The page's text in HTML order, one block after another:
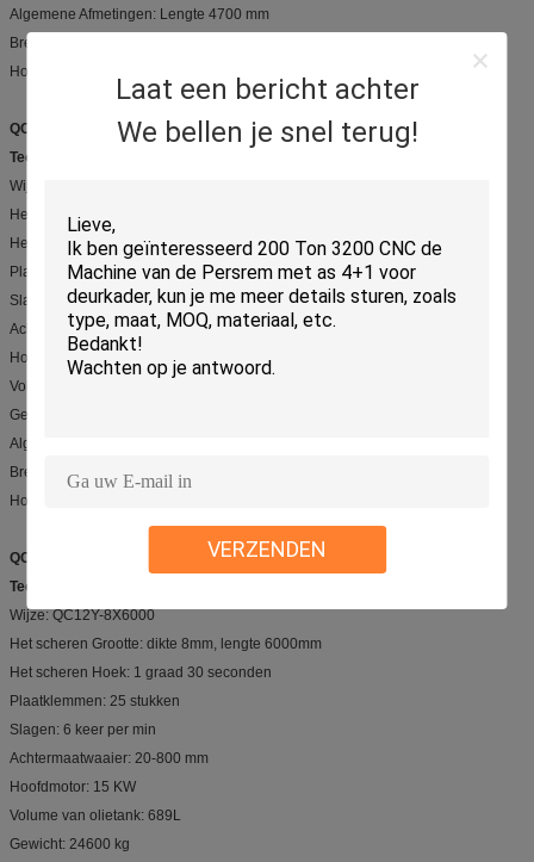
Laat een bericht achter
We bellen je snel terug!
VERZENDEN
Algemene Afmetingen: Lengte 4700 mm
Breedte 1690 mm
Hoogte 1830 mm
QC12Y-8X5000
Technische Parameters:
Wijze: QC12Y-8X5000
Het scheren Grootte: dikte 6mm, lengte 5000mm
Het scheren Hoek: 1 graad 30 seconden
Plaatklemmen: 22 stukken
Slagen: 7 keer per min
Achtermaatwaaier: 20-800 mm
Hoofdmotor: 15 KW
Volume van olietank: 587L
Gewicht: 18500 kg
Algemene Afmetingen: Lengte 5860 mm
Breedte 2252 mm
Hoogte 2215 mm
QC12Y-8X6000
Technische Parameters:
Wijze: QC12Y-8X6000
Het scheren Grootte: dikte 8mm, lengte 6000mm
Het scheren Hoek: 1 graad 30 seconden
Plaatklemmen: 25 stukken
Slagen: 6 keer per min
Achtermaatwaaier: 20-800 mm
Hoofdmotor: 15 KW
Volume van olietank: 689L
Gewicht: 24600 kg